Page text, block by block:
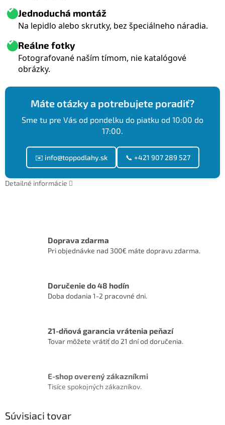
Jednoduchá montáž
Na lepidlo alebo skrutky, bez špeciálneho náradia.
Reálne fotky
Fotografované naším tímom, nie katalógové
obrázky.
Máte otázky a potrebujete poradiť?
Sme tu pre Vás od pondelku do piatku od 10:00 do
17:00.
✉️ info@toppodlahy.sk 📞 +421 907 289 527
Detailné informácie
Doprava zdarma
Pri objednávke nad 300€ máte dopravu zdarma.
Doručenie do 48 hodín
Doba dodania 1-2 pracovné dni.
21-dňová garancia vrátenia peňazí
Tovar môžete vrátiť do 21 dní od doručenia.
E-shop overený zákazníkmi
Tisíce spokojných zákazníkov.
Súvisiaci tovar